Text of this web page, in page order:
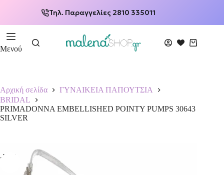
Τηλ. Παραγγελίες 2810 335011
Μενού
Αρχική σελίδα
ΓΥΝΑΙΚΕΙΑ ΠΑΠΟΥΤΣΙΑ
BRIDAL
PRIMADONNA EMBELLISHED POINTY PUMPS 30643
SILVER
-50%